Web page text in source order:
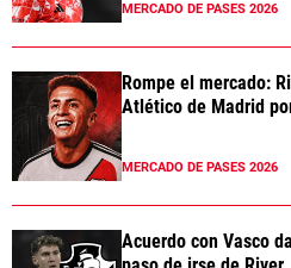
MERCADO DE PASES 2026
Rompe el mercado:
Atlético de Madrid
MERCADO DE PASES 2026
Acuerdo con Vasco